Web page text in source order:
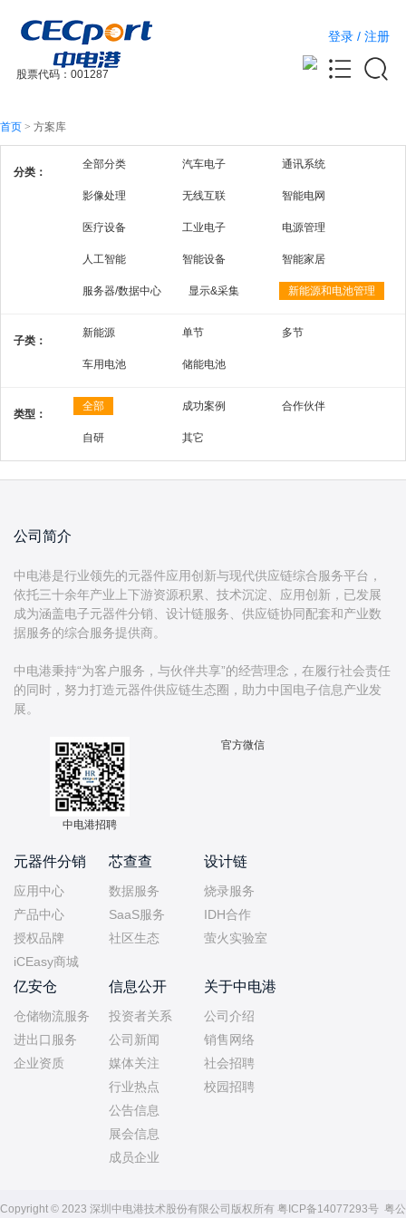
股票代码：001287
登录 / 注册
首页 > 方案库
分类：
全部分类 汽车电子 通讯系统
影像处理 无线互联 智能电网
医疗设备 工业电子 电源管理
人工智能 智能设备 智能家居
服务器/数据中心 显示&采集 新能源和电池管理
子类：
新能源 单节 多节
车用电池 储能电池
类型：
全部 成功案例 合作伙伴
自研 其它
公司简介
中电港是行业领先的元器件应用创新与现代供应链综合服务平台，
依托三十余年产业上下游资源积累、技术沉淀、应用创新，已发展
成为涵盖电子元器件分销、设计链服务、供应链协同配套和产业数
据服务的综合服务提供商。
中电港秉持“为客户服务，与伙伴共享”的经营理念，在履行社会责任
的同时，努力打造元器件供应链生态圈，助力中国电子信息产业发
中电港招聘
官方微信
元器件分销
应用中心
产品中心
授权品牌
iCEasy商城
芯查查
数据服务
SaaS服务
社区生态
设计链
烧录服务
IDH合作
萤火实验室
亿安仓
仓储物流服务
进出口服务
企业资质
信息公开
投资者关系
公司新闻
媒体关注
行业热点
公告信息
展会信息
成员企业
关于中电港
公司介绍
销售网络
社会招聘
校园招聘
Copyright © 2023 深圳中电港技术股份有限公司版权所有 粤ICP备14077293号 粤公